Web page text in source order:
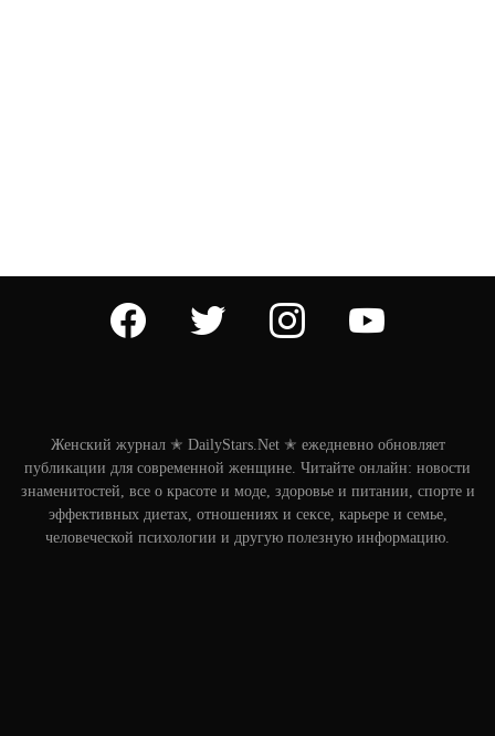
facebook twitter instagram
Женский журнал ✭ DailyStars.Net ✭ ежедневно обновляет
публикации для современной женщине. Читайте онлайн: новости
знаменитостей, все о красоте и моде, здоровье и питании, спорте и
эффективных диетах, отношениях и сексе, карьере и семье,
человеческой психологии и другую полезную информацию.